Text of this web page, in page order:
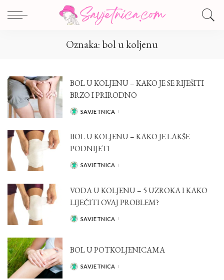
Oznaka: bol u koljenu
BOL U KOLJENU – KAKO JE SE RIJEŠITI
BRZO I PRIRODNO
POSTED
SAVJETNICA
BOL U KOLJENU – KAKO JE LAKŠE
PODNIJETI
POSTED
SAVJETNICA
VODA U KOLJENU – 5 UZROKA I KAKO
LIJEČITI OVAJ PROBLEM?
POSTED
SAVJETNICA
BOL U POTKOLJENICAMA
POSTED
SAVJETNICA